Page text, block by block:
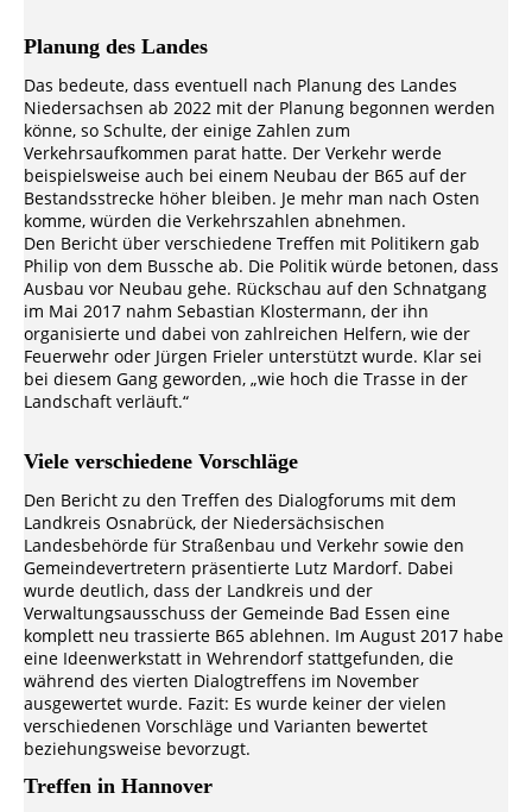
Planung des Landes
Das bedeute, dass eventuell nach Planung des Landes
Niedersachsen ab 2022 mit der Planung begonnen werden
könne, so Schulte, der einige Zahlen zum
Verkehrsaufkommen parat hatte. Der Verkehr werde
beispielsweise auch bei einem Neubau der B65 auf der
Bestandsstrecke höher bleiben. Je mehr man nach Osten
komme, würden die Verkehrszahlen abnehmen.
Den Bericht über verschiedene Treffen mit Politikern gab
Philip von dem Bussche ab. Die Politik würde betonen, dass
Ausbau vor Neubau gehe. Rückschau auf den Schnatgang
im Mai 2017 nahm Sebastian Klostermann, der ihn
organisierte und dabei von zahlreichen Helfern, wie der
Feuerwehr oder Jürgen Frieler unterstützt wurde. Klar sei
bei diesem Gang geworden, „wie hoch die Trasse in der
Landschaft verläuft.“
Viele verschiedene Vorschläge
Den Bericht zu den Treffen des Dialogforums mit dem
Landkreis Osnabrück, der Niedersächsischen
Landesbehörde für Straßenbau und Verkehr sowie den
Gemeindevertretern präsentierte Lutz Mardorf. Dabei
wurde deutlich, dass der Landkreis und der
Verwaltungsausschuss der Gemeinde Bad Essen eine
komplett neu trassierte B65 ablehnen. Im August 2017 habe
eine Ideenwerkstatt in Wehrendorf stattgefunden, die
während des vierten Dialogtreffens im November
ausgewertet wurde. Fazit: Es wurde keiner der vielen
verschiedenen Vorschläge und Varianten bewertet
beziehungsweise bevorzugt.
Treffen in Hannover